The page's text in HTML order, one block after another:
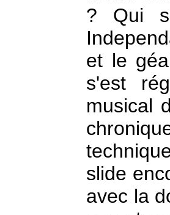
? Qui
et le
s'est
musical
slide
avec la